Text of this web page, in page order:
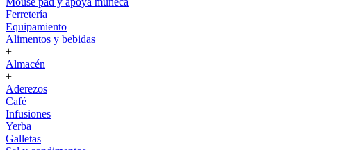
Ferretería
Equipamiento
Alimentos y bebidas
+
Almacén
+
Aderezos
Café
Infusiones
Yerba
Galletas